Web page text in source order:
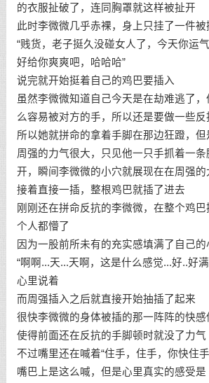
的衣服扯破了，连同胸罩就这样被扯开
此时李微微几乎赤裸，身上只挂了一件被
“贱货，老子挺久没碰女人了，今天你运
好给你爽爽吧，哈哈哈”
说完就开始挺着自己的鸡巴要插入
虽然李微微知道自己今天是在劫难逃了
么容易被对方的手，所以还是要做一些反
所以她就拼命的拿着手脚在那边狂蹬，但
周强的力气很大，只见他一只手抓着一
开，瞬间李微微的小穴就展现在在周强的
接着直接一插，整根鸡巴就插了进去
刚刚还在拼命反抗的李微微，在整个鸡
个人都懵了
因为一股前所未有的充实感填满了自己的
“啊啊...天...天啊，这是什么感觉...好..好
心里说着
而周强插入之后就直接开始抽插了起来
很快李微微的身体被插的那一阵阵的快感
使得前面还在反抗的手脚顿时就没了力气
不过嘴里还在喊着“住手，住手，你快住
嘴巴上是这么喊，但是心里真实的感受是